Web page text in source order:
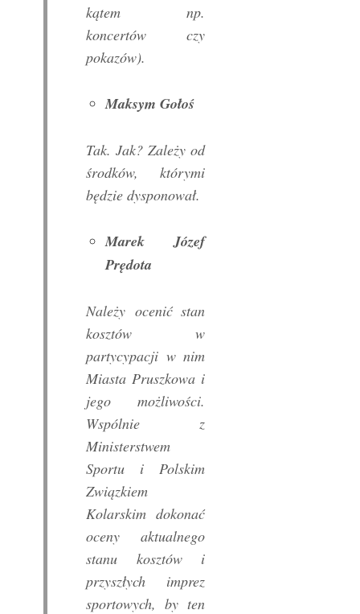
kątem np.
koncertów czy
pokazów).
Maksym Gołoś
Tak. Jak? Zależy od
środków, którymi
będzie dysponował.
Marek Józef
Prędota
Należy ocenić stan
kosztów w
partycypacji w nim
Miasta Pruszkowa i
jego możliwości.
Wspólnie z
Ministerstwem
Sportu i Polskim
Związkiem
Kolarskim dokonać
oceny aktualnego
stanu kosztów i
przyszłych imprez
sportowych, by ten